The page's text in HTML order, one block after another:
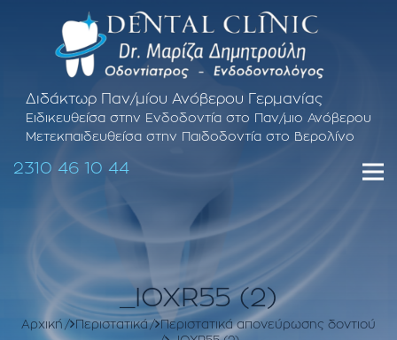
Διδάκτωρ Παν/μίου Ανόβερου Γερμανίας
Ειδικευθείσα στην Ενδοδοντία στο Παν/μιο Ανόβερου
Μετεκπαιδευθείσα στην Παιδοδοντία στο Βερολίνο
2310 46 10 44
_IOXR55 (2)
Αρχική Περιστατικά
Περιστατικά απονεύρωσης δοντιού